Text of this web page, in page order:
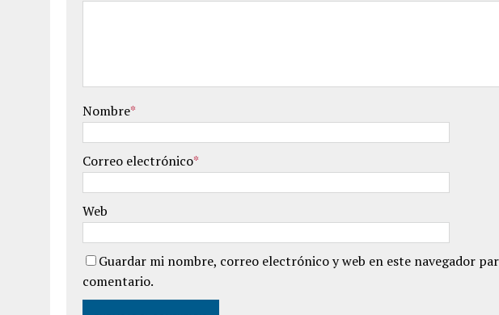
Nombre*
Correo electrónico*
Web
Guardar mi nombre, correo electrónico y web en este navegador
comentario.